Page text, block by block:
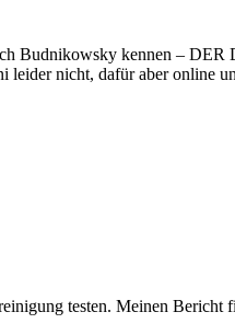
kennen – DER
nicht, dafür aber online
testen. Meinen